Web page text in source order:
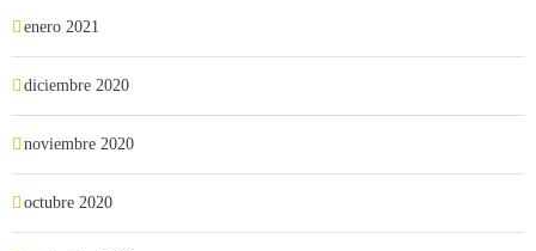
enero 2021
diciembre 2020
noviembre 2020
octubre 2020